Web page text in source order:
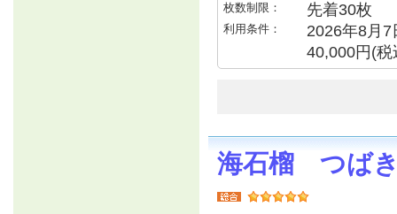
枚数制限： 先着30枚
利用条件：
2026年8月
40,000円(
海石榴 つば